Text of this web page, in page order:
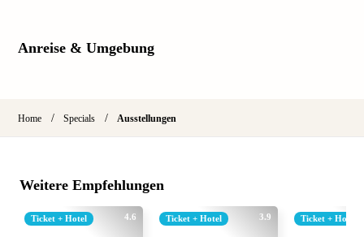
Anreise & Umgebung
Home / Specials / Ausstellungen
Weitere Empfehlungen
4.6
Ticket + Hotel 3.9
Ticket + Hotel Ticket + Hotel